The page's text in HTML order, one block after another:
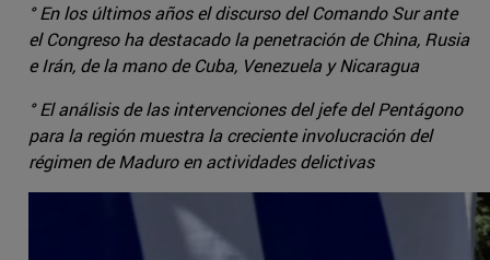
° En los últimos años el discurso del Comando Sur ante
el Congreso ha destacado la penetración de China, Rusia
e Irán, de la mano de Cuba, Venezuela y Nicaragua
° El análisis de las intervenciones del jefe del Pentágono
para la región muestra la creciente involucración del
régimen de Maduro en actividades delictivas